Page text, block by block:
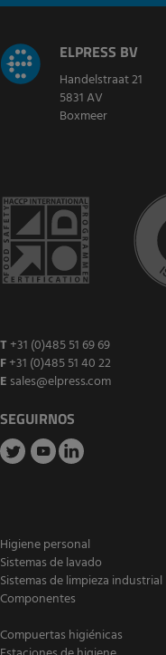
ELPRESS BV
Handelstraat 21
5831 AV
Boxmeer
T +31 (0)485 51 69 69
F+31 (0)485 51 40 22
E sales@elpress.com
SEGUIRNOS
Higiene personal
Sistemas de lavado
Sistemas de limpieza industrial
Componentes
Compuertas higiénicas